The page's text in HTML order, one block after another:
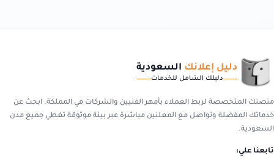
دليل إعلانك السعودية
دليلك الشامل للخدمات
منصتك المتخصصة لربط العملاء بأمهر الفنيين والشركات في المملكة. ابحث عن
خدماتك المفضلة وتواصل مع المعلنين مباشرة عبر بيئة موثوقة تغطي جميع مدن
السعودية.
تابعنا علي: